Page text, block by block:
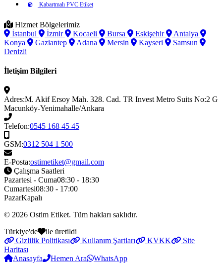
Kabartmalı PVC Etiket
Hizmet Bölgelerimiz
İstanbul
İzmir Kocaeli Bursa Eskişehir
Antalya
Konya
Gaziantep Adana Mersin Kayseri
Samsun
Denizli
İletişim Bilgileri
Adres:M. Akif Ersoy Mah. 328. Cad. TR Invest Metro Suits No:2 G
Macunköy-Yenimahalle/Ankara
Telefon:0545 168 45 45
GSM:0312 504 1 500
E-Posta:ostimetiket@gmail.com
Çalışma Saatleri
Pazartesi - Cuma08:30 - 18:30
Cumartesi08:30 - 17:00
PazarKapalı
© 2026 Ostim Etiket. Tüm hakları saklıdır.
Türkiye'de
ile üretildi
Gizlilik Politikası
Kullanım Şartları KVKK
Site
Haritası
Anasayfa
Hemen Ara WhatsApp